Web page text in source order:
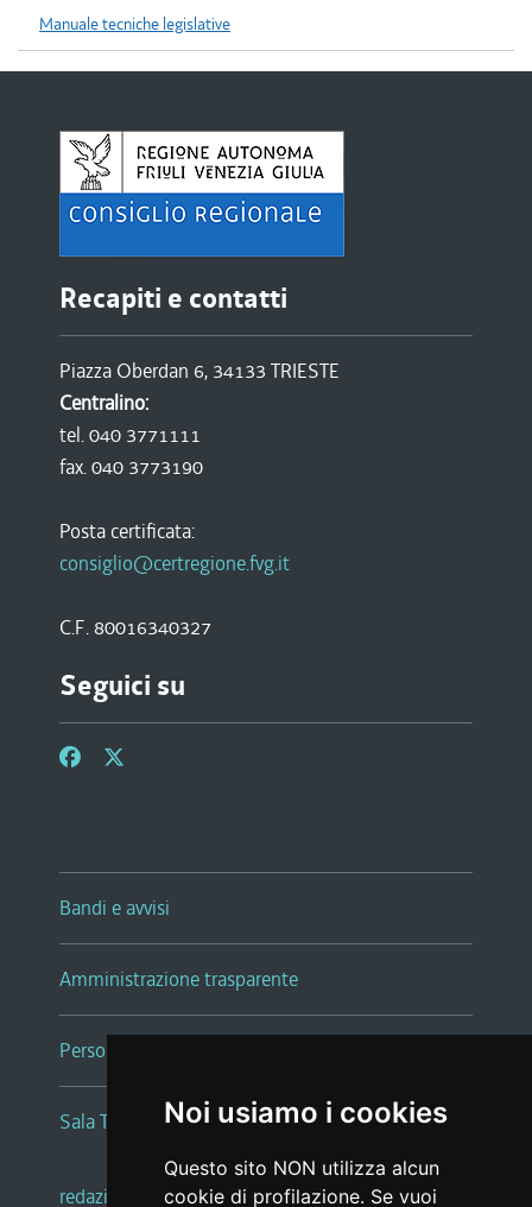
Noi usiamo i cookies
Questo sito NON utilizza alcun
cookie di profilazione. Se vuoi
Manuale tecniche legislative
Recapiti e contatti
Piazza Oberdan 6, 34133 TRIESTE
Centralino:
tel. 040 3771111
fax. 040 3773190
Posta certificata:
consiglio@certregione.fvg.it
C.F. 80016340327
Seguici su
Bandi e avvisi
Amministrazione trasparente
Persone e Uffici
Sala Tiziano Tessitori
redazione web |note legali |glossario